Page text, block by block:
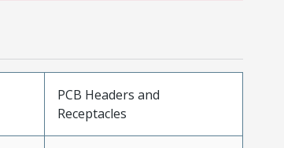
PCB Headers and
Receptacles